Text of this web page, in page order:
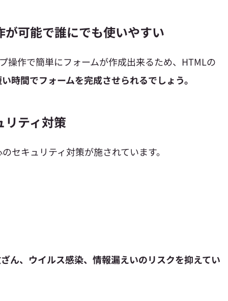
可能で誰にでも使いやすい
操作で簡単にフォームが作成出来るため、HTMLの
時間でフォームを完成させられるでしょう。
ティ対策
セキュリティ対策が施されています。
ん、ウイルス感染、情報漏えいのリスクを抑えてい